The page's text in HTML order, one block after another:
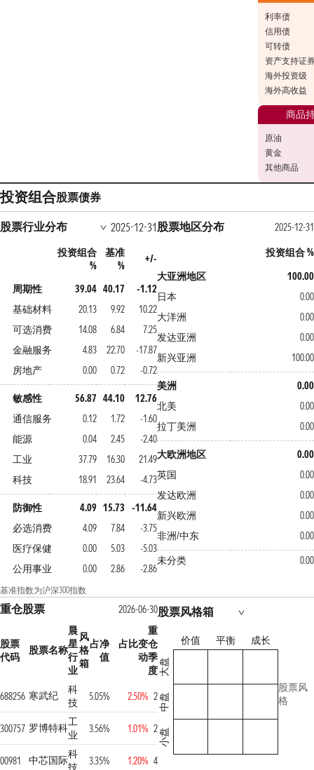
利率债
信用债
可转债
资产支持证
海外投资级
海外高收益
商品
原油
黄金
其他商品
投资组合股票债券
股票行业分布 2025-12-31
投资组合
%
基准
%
+/-
周期性 39.04 40.17
-1.12
基础材料
20.13 9.92
10.22
可选消费
14.08 6.84
7.25
金融服务
4.83 22.70
-17.87
房地产
0.00 0.72 -0.72
敏感性 56.87 44.10
12.76
通信服务
0.12 1.72
-1.60
能源
0.04 2.45
-2.40
工业
37.79 16.30
21.49
科技
18.91 23.64 -4.73
防御性 4.09 15.73
-11.64
必选消费
4.09 7.84
-3.75
医疗保健
0.00 5.03
-5.03
公用事业
0.00 2.86 -2.86
基准指数为沪深300指数
股票地区分布
2025-12-31
投资组合 %
大亚洲地区
100.00
日本
0.00
大洋洲
0.00
发达亚洲
0.00
新兴亚洲
100.00
美洲
0.00
北美
0.00
拉丁美洲
0.00
大欧洲地区
0.00
英国
0.00
发达欧洲
0.00
新兴欧洲
0.00
非洲/中东
0.00
未分类
0.00
重仓股票 2026-06-30
股票
代码
股票名称
晨
星
行
业
风
格
箱
占净
值
占比变
动
重
仓
季
度
688256 寒武纪
科
技
5.05% 2.50% 2
300757 罗博特科工
业
3.56% 1.01% 2
00981 中芯国际科
技
3.35% 1.20% 4
股票风格箱
价值 平衡 成长
大盘
中盘
小盘
股票风
格